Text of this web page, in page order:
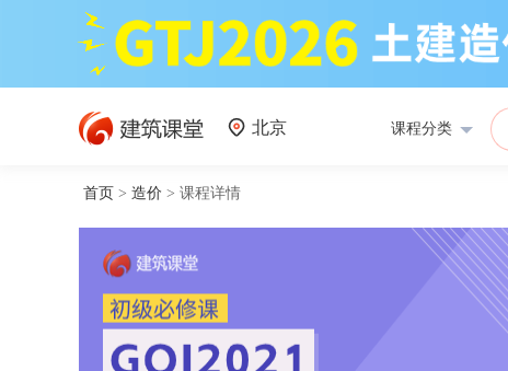
北京 课程分类
首页 > 造价 > 课程详情